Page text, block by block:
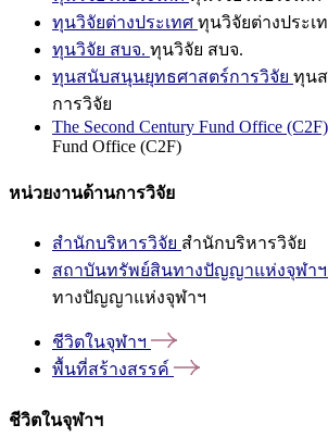
ทุนวิจัยต่างประเทศ ทุนวิจัยต่างประเ
ทุนวิจัย สบจ. ทุนวิจัย สบจ.
ทุนสนับสนุนยุทธศาสตร์การวิจัย ทุน
การวิจัย
The Second Century Fund Office (C2F)
Fund Office (C2F)
หน่วยงานด้านการวิจัย
สำนักบริหารวิจัย สำนักบริหารวิจัย
สถาบันทรัพย์สินทางปัญญาแห่งจุฬาฯ
ทางปัญญาแห่งจุฬาฯ
ชีวิตในจุฬาฯ
พื้นที่สร้างสรรค์
ชีวิตในจุฬาฯ